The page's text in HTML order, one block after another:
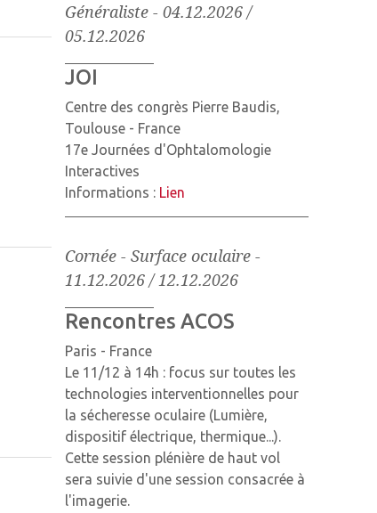
Généraliste -04.12.2026 /
05.12.2026
JOI
Centre des congrès Pierre Baudis,
Toulouse - France
17e Journées d'Ophtalomologie
Interactives
Informations : Lien
Cornée - Surface oculaire -
11.12.2026 / 12.12.2026
Rencontres ACOS
Paris - France
Le 11/12 à 14h : focus sur toutes les
technologies interventionnelles pour
la sécheresse oculaire (Lumière,
dispositif électrique, thermique...).
Cette session plénière de haut vol
sera suivie d'une session consacrée à
l'imagerie.